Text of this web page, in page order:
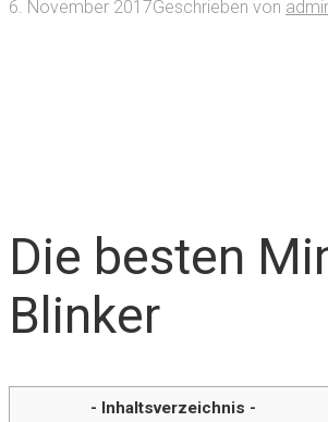
6. November 2017Geschrieben von
Die besten
Blinker
- Inhaltsverzeichnis -